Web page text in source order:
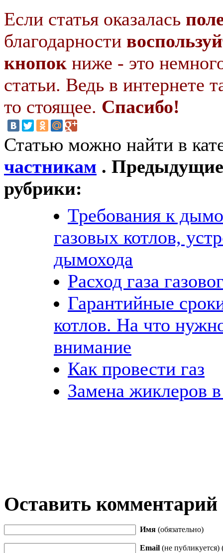
Если статья оказалась
благодарности
кнопок ниже - это
статьи. Ведь в интернете
то стоящее. Спасибо!
Статью можно найти в
частникам . Предыдущие
рубрики:
Требования к
газовых котлов,
дымохода
Расход газа
Гарантийные
котлов. На что
внимание
Как провести газ
Замена жиклеров
Оставить комментарий
Имя (обязательно)
Email (не публикуется)